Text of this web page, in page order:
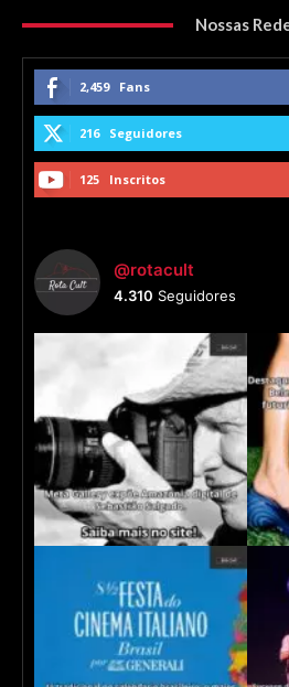
Nossas
2,459 Fans
216 Seguidores
125 Inscritos
@rotacult
4.310 Seguidores